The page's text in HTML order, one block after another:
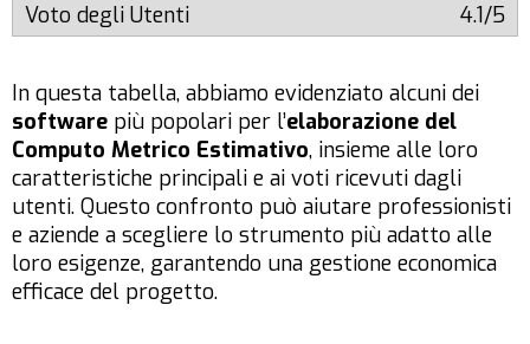
4.1/5
In questa tabella, abbiamo evidenziato alcuni dei
software più popolari per l’elaborazione del
Computo Metrico Estimativo, insieme alle loro
caratteristiche principali e ai voti ricevuti dagli
utenti. Questo confronto può aiutare professionisti
e aziende a scegliere lo strumento più adatto alle
loro esigenze, garantendo una gestione economica
efficace del progetto.